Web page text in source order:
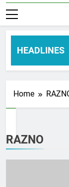
HEADLINES
3
Home
RAZNO